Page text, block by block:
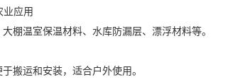
应用
温室保温材料、水库防漏层、漂浮材料等。
运和安装，适合户外使用。